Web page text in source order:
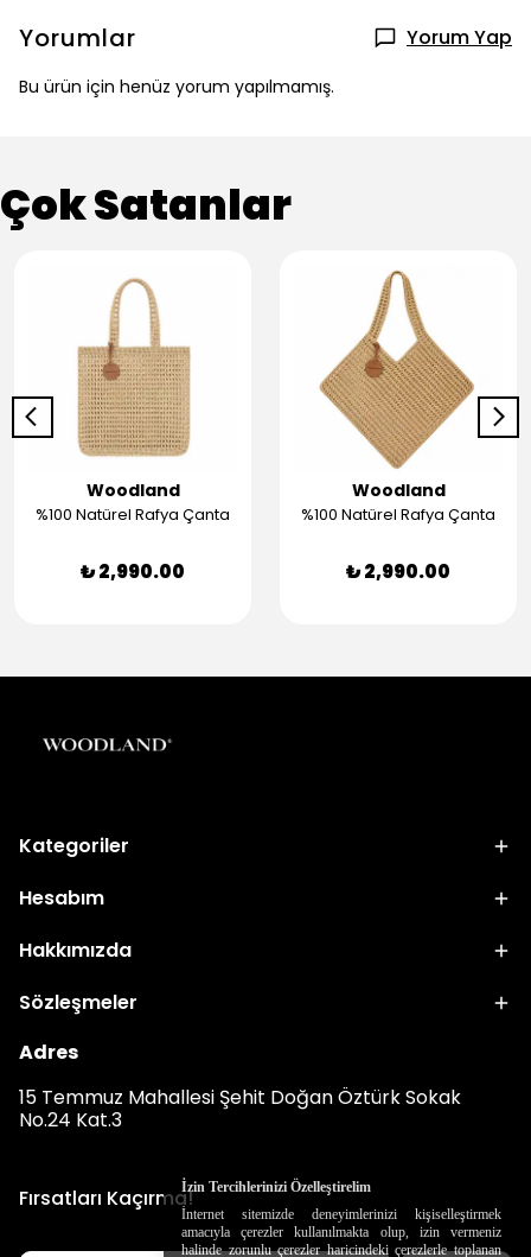
İzin Tercihlerinizi Özelleştirelim
İnternet sitemizde deneyimlerinizi kişiselleştirmek
amacıyla çerezler kullanılmakta olup, izin vermeniz
halinde zorunlu çerezler haricindeki çerezlerle toplanan
Yorumlar Yorum Yap
Bu ürün için henüz yorum yapılmamış.
Çok Satanlar
Woodland
%100 Natürel Rafya Çanta
₺ 2,990.00
Woodland
%100 Natürel Rafya Çanta
₺ 2,990.00
Kategoriler
Hesabım
Hakkımızda
Sözleşmeler
Adres
15 Temmuz Mahallesi Şehit Doğan Öztürk Sokak
No.24 Kat.3
Fırsatları Kaçırma!